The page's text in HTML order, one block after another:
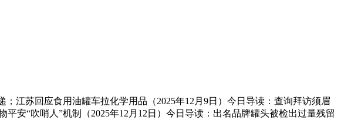
苏回应食用油罐车拉化学用品（2025年12月9日）今日导读：查询拜访须眉
“吹哨人”机制（2025年12月12日）今日导读：出名品牌罐头被检出过量残留